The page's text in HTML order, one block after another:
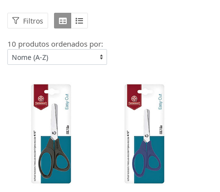
Filtros
10 produtos ordenados por: